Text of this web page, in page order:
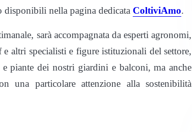
disponibili nella pagina dedicata ColtiviAmo.
sarà accompagnata da esperti agronomi,
altri specialisti e figure istituzionali del settore,
piante dei nostri giardini e balconi, ma anche
una particolare attenzione alla sostenibilità